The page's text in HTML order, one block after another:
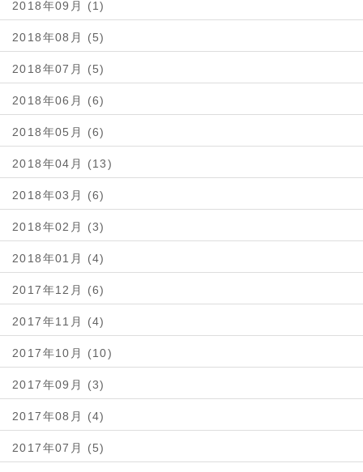
2018年09月 (1)
2018年08月 (5)
2018年07月 (5)
2018年06月 (6)
2018年05月 (6)
2018年04月 (13)
2018年03月 (6)
2018年02月 (3)
2018年01月 (4)
2017年12月 (6)
2017年11月 (4)
2017年10月 (10)
2017年09月 (3)
2017年08月 (4)
2017年07月 (5)